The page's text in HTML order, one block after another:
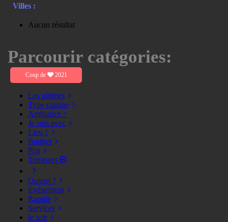
Villes :
Aucun résultat
Parcourir catégories:
Coup de 2021
Les ultimes
Type cuisine
Ambiance >
Je suis avec
Lieu ?
Budget
Plat
Terrasses
Ouvert ?
Evènement
Rapide
Services
le soir